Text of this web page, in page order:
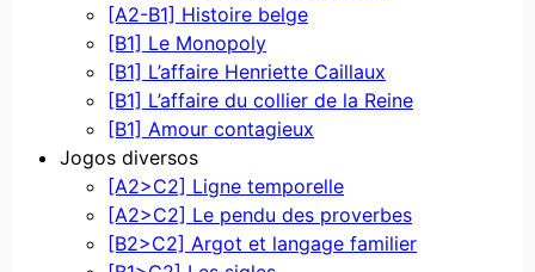
[A2-B1] Histoire belge
[B1] Le Monopoly
[B1] L’affaire Henriette Caillaux
[B1] L’affaire du collier de la Reine
[B1] Amour contagieux
Jogos diversos
[A2>C2] Ligne temporelle
[A2>C2] Le pendu des proverbes
[B2>C2] Argot et langage familier